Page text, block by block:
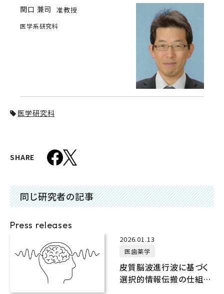
関口 兼司 准教授
医学系研究科
医学研究科
SHARE
同じ研究者の記事
Press releases
2026.01.13
医歯薬学
皮質脳波進行波に基づく
選択的情報伝搬の仕組み